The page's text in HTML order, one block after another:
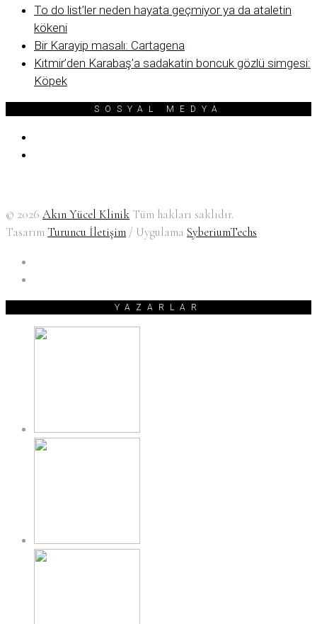
To do list’ler neden hayata geçmiyor ya da ataletin
kökeni
Bir Karayip masalı: Cartagena
Kıtmir’den Karabaş’a sadakatin boncuk gözlü simgesi:
Köpek
SOSYAL MEDYA
© 2026 Akın Yücel Klinik Tüm hakları saklıdır.
Tasarım Turuncu İletişim / Uygulama SyberiumTechs
YAZARLAR